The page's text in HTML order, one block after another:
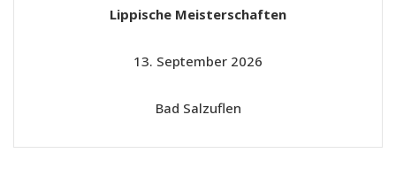
Lippische Meisterschaften
13. September 2026
Bad Salzuflen